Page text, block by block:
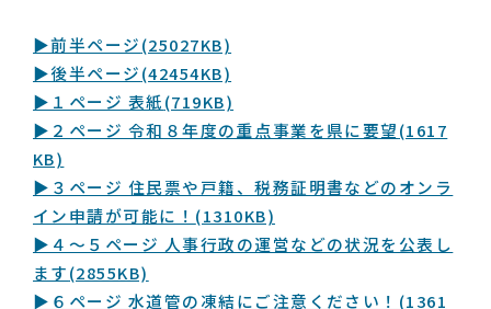
▶前半ページ(25027KB)
▶後半ページ(42454KB)
▶１ページ 表紙(719KB)
▶２ページ 令和８年度の重点事業を県に要望(1617
KB)
▶３ページ 住民票や戸籍、税務証明書などのオンラ
イン申請が可能に！ (1310KB)
▶４〜５ページ 人事行政の運営などの状況を公表し
ます(2855KB)
▶６ページ 水道管の凍結にご注意ください！ (1361